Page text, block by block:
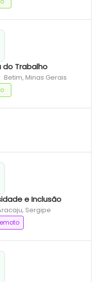
do Trabalho
Betim, Minas Gerais
e Inclusão
Sergipe